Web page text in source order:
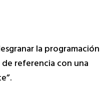
la programación
referencia con una